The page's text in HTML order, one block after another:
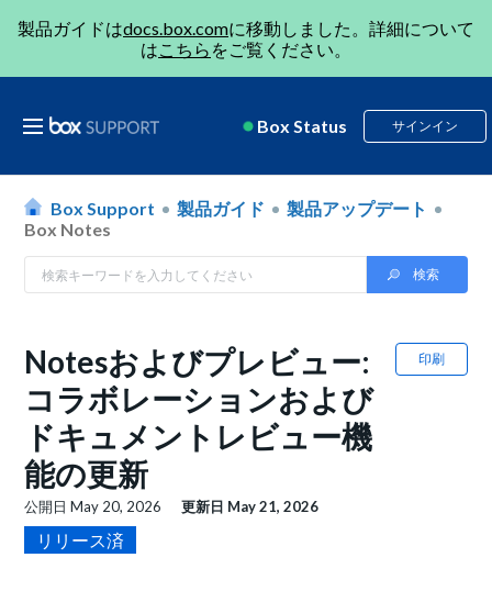
製品ガイドはdocs.box.comに移動しました。詳細について
はこちら をご覧ください。
Box Status サインイン
Box Support 製品ガイド
製品アップデート
Box Notes
印刷
Notesおよびプレビュー:
コラボレーションおよび
ドキュメントレビュー機
能の更新
公開日May 20, 2026 更新日 May 21, 2026
リリース済